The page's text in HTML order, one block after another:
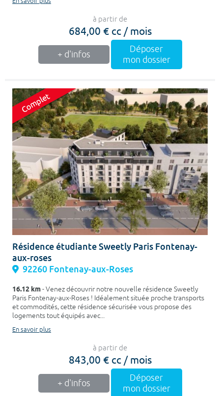
à partir de
684,00 € cc / mois
+ d'infos
Déposer
mon dossier
Résidence étudiante Sweetly Paris Fontenay-
aux-roses
92260 Fontenay-aux-Roses
16.12 km- Venez découvrir notre nouvelle résidence Sweetly
Paris Fontenay-aux-Roses ! Idéalement située proche transports
et commodités, cette résidence sécurisée vous propose des
logements tout équipés avec...
En savoir plus
à partir de
843,00 € cc / mois
+ d'infos
Déposer
mon dossier